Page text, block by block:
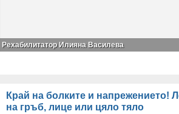
Рехабилитатор Илияна Василева
Край на болките и напрежението!
на гръб, лице или цяло тяло